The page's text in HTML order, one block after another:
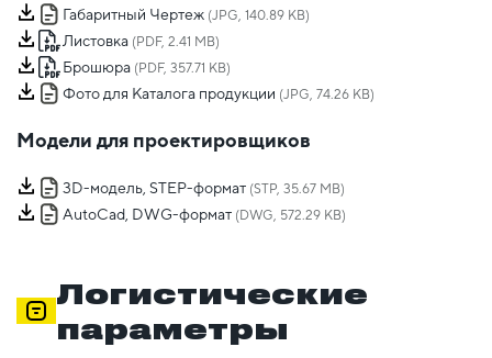
Габаритный Чертеж (JPG, 140.89 KB)
Листовка (PDF, 2.41 MB)
Брошюра (PDF, 357.71 KB)
Фото для Каталога продукции (JPG, 74.26 KB)
Модели для проектировщиков
3D-модель, STEP-формат (STP, 35.67 MB)
AutoCad, DWG-формат (DWG, 572.29 KB)
Логистические
параметры